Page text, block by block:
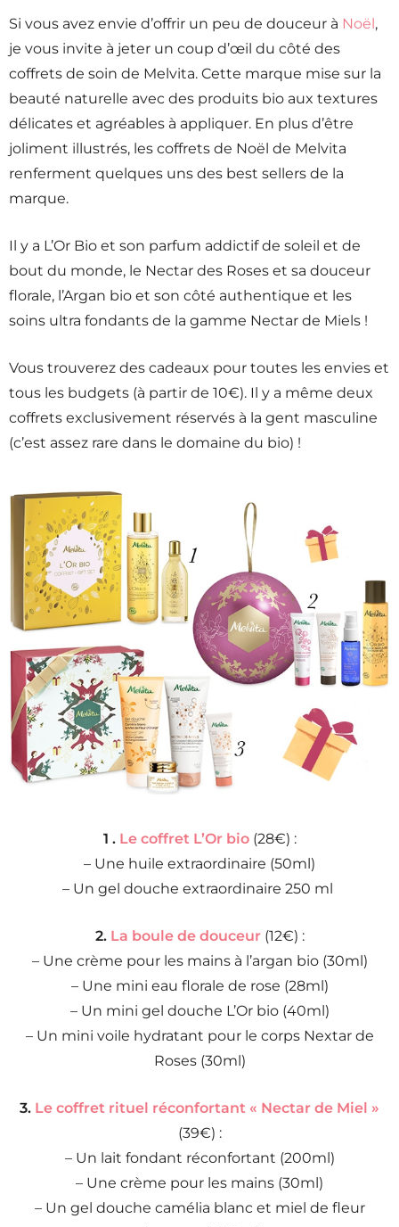
Si vous avez envie d’offrir un peu de douceur à Noël ,
je vous invite à jeter un coup d’œil du côté des
coffrets de soin de Melvita. Cette marque mise sur la
beauté naturelle avec des produits bio aux textures
délicates et agréables à appliquer. En plus d’être
joliment illustrés, les coffrets de Noël de Melvita
renferment quelques uns des best sellers de la
marque.
Il y a L’Or Bio et son parfum addictif de soleil et de
bout du monde, le Nectar des Roses et sa douceur
florale, l’Argan bio et son côté authentique et les
soins ultra fondants de la gamme Nectar de Miels !
Vous trouverez des cadeaux pour toutes les envies et
tous les budgets (à partir de 10€). Il y a même deux
coffrets exclusivement réservés à la gent masculine
(c’est assez rare dans le domaine du bio) !
1 . Le coffret L’Or bio(28€) :
– Une huile extraordinaire (50ml)
– Un gel douche extraordinaire 250 ml
2. La boule de douceur(12€) :
– Une crème pour les mains à l’argan bio (30ml)
– Une mini eau florale de rose (28ml)
– Un mini gel douche L’Or bio (40ml)
– Un mini voile hydratant pour le corps Nextar de
Roses (30ml)
3. Le coffret rituel réconfortant « Nectar de Miel »
(39€) :
– Un lait fondant réconfortant (200ml)
– Une crème pour les mains (30ml)
– Un gel douche camélia blanc et miel de fleur